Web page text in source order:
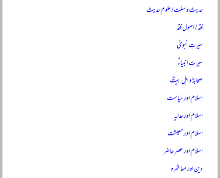
حدیث و سنت / علومِ حدیث
فقہ / اصولِ فقہ
سیرتِ نبویؐ
سیرتِ انبیاءؑ
صحابہؓ و اہلِ بیتؓ
اسلام اور سیاست
اسلام اور عدلیہ
اسلام اور معیشت
اسلام اور عصرِ حاضر
دین اور معاشرہ